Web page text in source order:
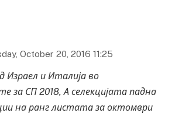
October 20, 2016 11:25
Израел и Италија во
за СП 2018, А селекцијата падна
на ранг листата за октомври